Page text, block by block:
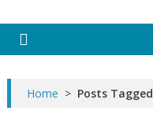
Home > Posts